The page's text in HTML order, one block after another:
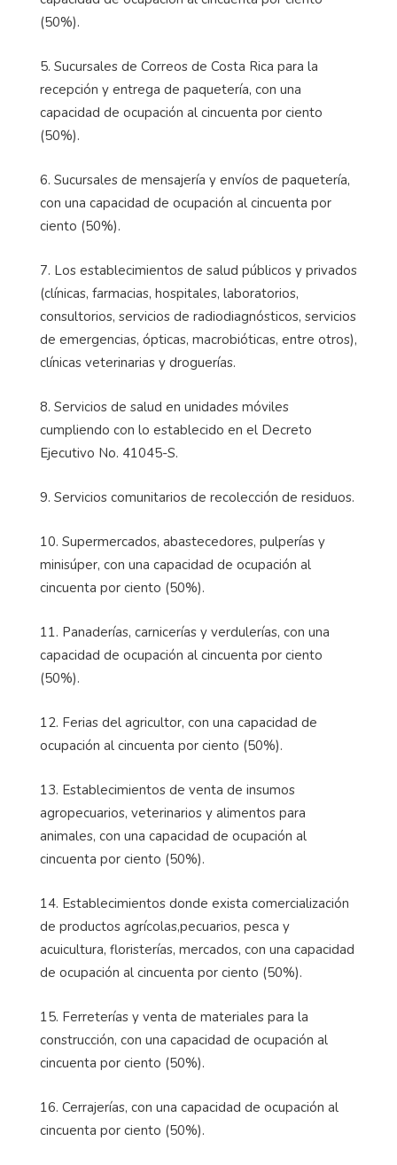
(50%).
5. Sucursales de Correos de Costa Rica para la
recepción y entrega de paquetería, con una
capacidad de ocupación al cincuenta por ciento
(50%).
6. Sucursales de mensajería y envíos de paquetería,
con una capacidad de ocupación al cincuenta por
ciento (50%).
7. Los establecimientos de salud públicos y privados
(clínicas, farmacias, hospitales, laboratorios,
consultorios, servicios de radiodiagnósticos, servicios
de emergencias, ópticas, macrobióticas, entre otros),
clínicas veterinarias y droguerías.
8. Servicios de salud en unidades móviles
cumpliendo con lo establecido en el Decreto
Ejecutivo No. 41045-S.
9. Servicios comunitarios de recolección de residuos.
10. Supermercados, abastecedores, pulperías y
minisúper, con una capacidad de ocupación al
cincuenta por ciento (50%).
11. Panaderías, carnicerías y verdulerías, con una
capacidad de ocupación al cincuenta por ciento
(50%).
12. Ferias del agricultor, con una capacidad de
ocupación al cincuenta por ciento (50%).
13. Establecimientos de venta de insumos
agropecuarios, veterinarios y alimentos para
animales, con una capacidad de ocupación al
cincuenta por ciento (50%).
14. Establecimientos donde exista comercialización
de productos agrícolas,pecuarios, pesca y
acuicultura, floristerías, mercados, con una capacidad
de ocupación al cincuenta por ciento (50%).
15. Ferreterías y venta de materiales para la
construcción, con una capacidad de ocupación al
cincuenta por ciento (50%).
16. Cerrajerías, con una capacidad de ocupación al
cincuenta por ciento (50%).